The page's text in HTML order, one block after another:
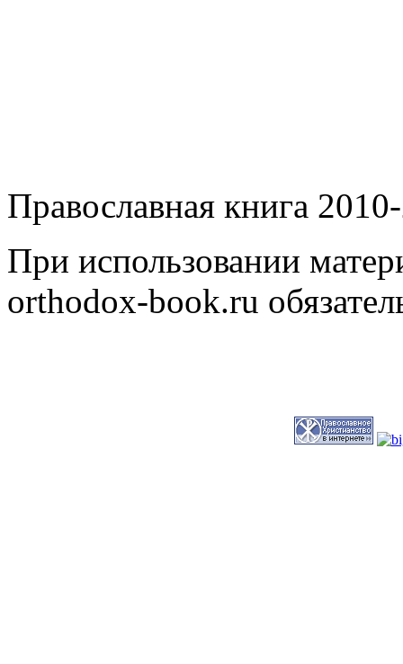
Православная книга
При использовании
orthodox-book.ru